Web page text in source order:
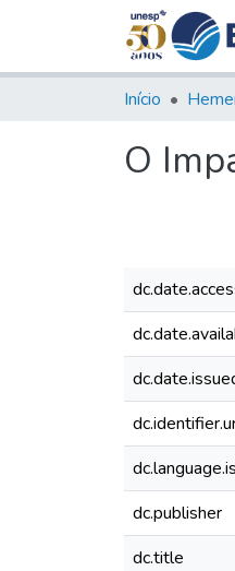
Início
O
dc.publisher
dc.title